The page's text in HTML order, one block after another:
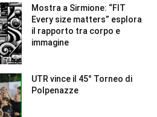
Mostra a Sirmione: “FIT
Every size matters” esplora
il rapporto tra corpo e
immagine
UTR vince il 45° Torneo di
Polpenazze